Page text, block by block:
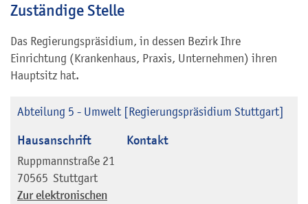
Zuständige Stelle
Das Regierungspräsidium, in dessen Bezirk Ihre
Einrichtung (Krankenhaus, Praxis, Unternehmen) ihren
Hauptsitz hat.
Abteilung 5 - Umwelt [Regierungspräsidium Stuttgart]
Hausanschrift
Ruppmannstraße 21
70565 Stuttgart
Zur elektronischen
Kontakt